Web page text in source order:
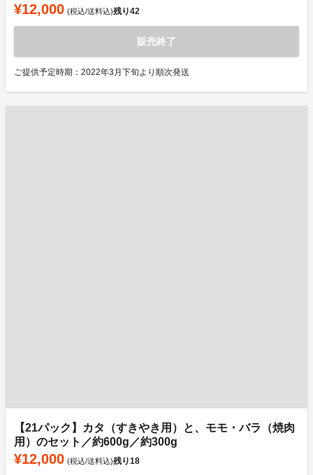
¥12,000 (税込/送料込)残り42
販売終了
ご提供予定時期：2022年3月下旬より順次発送
【21パック】カタ（すきやき用）と、モモ・バラ（焼肉
用）のセット／約600g／約300g
¥12,000 (税込/送料込)残り18